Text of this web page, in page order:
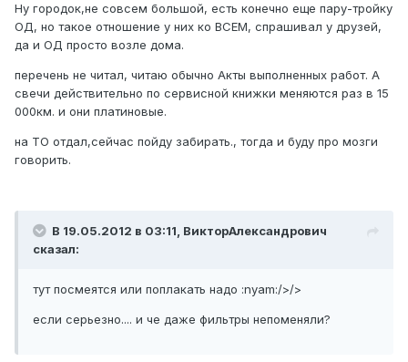
Ну городок,не совсем большой, есть конечно еще пару-тройку
ОД, но такое отношение у них ко ВСЕМ, спрашивал у друзей,
да и ОД просто возле дома.
перечень не читал, читаю обычно Акты выполненных работ. А
свечи действительно по сервисной книжки меняются раз в 15
000км. и они платиновые.
на ТО отдал,сейчас пойду забирать., тогда и буду про мозги
говорить.
В 19.05.2012 в 03:11, ВикторАлександрович
сказал:
тут посмеятся или поплакать надо :nyam:/>/>
если серьезно.... и че даже фильтры непоменяли?